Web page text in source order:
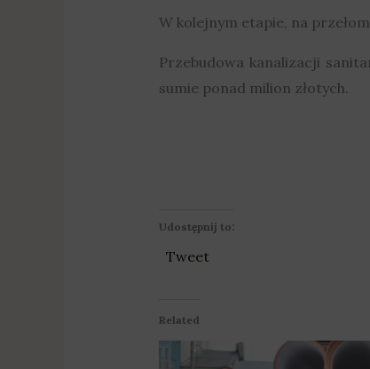
W kolejnym etapie, na
Przebudowa kanalizacji
sumie ponad milion złotych.
Udostępnij to:
Tweet
Related